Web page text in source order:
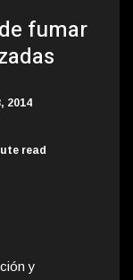
fumar
2014
read
y